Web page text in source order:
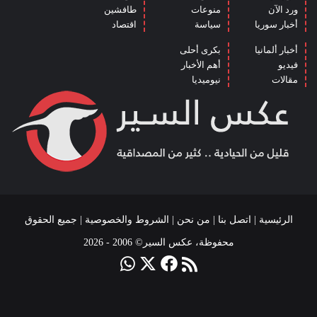
ورد الآن
أخبار سوريا
منوعات
سياسة
طافشين
اقتصاد
أخبار ألمانيا
فيديو
مقالات
بكرى أحلى
أهم الأخبار
نيوميديا
الرئيسية | اتصل بنا | من نحن | الشروط والخصوصية | جميع الحقوق
محفوظة، عكس السير© 2006 - 2026